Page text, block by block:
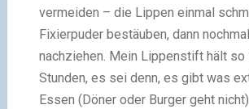
vermeiden – die Lippen einmal
Fixierpuder bestäuben, dann
nachziehen. Mein Lippenstift hält so
Stunden, es sei denn, es gibt was
Essen (Döner oder Burger geht